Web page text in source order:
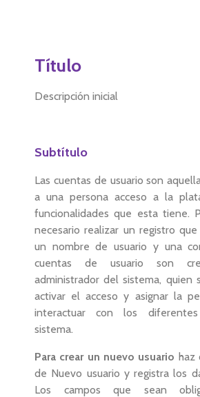
Título
Descripción inicial
Subtítulo
Las cuentas de usuario son
a una persona acceso a la
funcionalidades que esta tiene.
necesario realizar un registro
un nombre de usuario y una
cuentas de usuario son
administrador del sistema, quien
activar el acceso y asignar la
interactuar con los
sistema.
Para crear un nuevo usuario haz
de Nuevo usuario y registra los
Los campos que sean